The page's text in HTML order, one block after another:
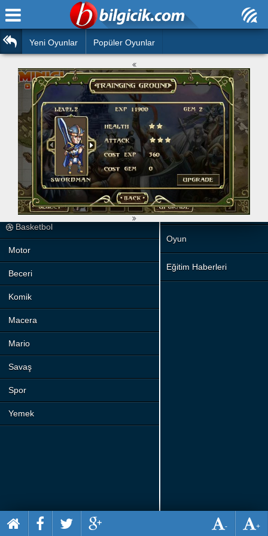
Araba
Barbie
Boyama
Futbol
Çocuk
Angry Birds
Silah
Basketbol
Motor
Beceri
Komik
Macera
Mario
Savaş
Spor
Yemek
Ana Sayfa
Bilmeceler
Deyimler
Duvar Yazıları
Hızlı Okuma Testi
Hesaplamalar
Oyun
Eğitim Haberleri
Yeni Oyunlar Popüler Oyunlar
+
-